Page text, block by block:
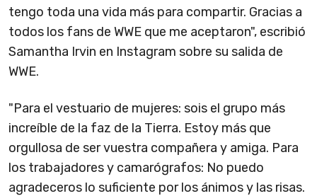
tengo toda una vida más para compartir. Gracias a
todos los fans de WWE que me aceptaron", escribió
Samantha Irvin en Instagram sobre su salida de
WWE.
"Para el vestuario de mujeres: sois el grupo más
increíble de la faz de la Tierra. Estoy más que
orgullosa de ser vuestra compañera y amiga. Para
los trabajadores y camarógrafos: No puedo
agradeceros lo suficiente por los ánimos y las risas.